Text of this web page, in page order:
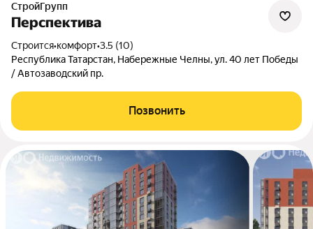
СтройГрупп
Перспектива
Строится•комфорт•3.5 (10)
Республика Татарстан, Набережные Челны, ул. 40 лет Победы
/ Автозаводский пр.
Позвонить